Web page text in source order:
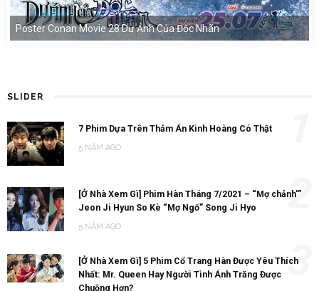
Poster Conan Movie 28 Dư Ảnh Của Độc Nhãn
SLIDER
7 Phim Dựa Trên Thảm Án Kinh Hoàng Có Thật
5 NĂM AGO
[Ở Nhà Xem Gì] Phim Hàn Tháng 7/2021 – “Mợ chảnh'”
Jeon Ji Hyun So Kè “Mợ Ngố” Song Ji Hyo
5 NĂM AGO
2
[Ở Nhà Xem Gì] 5 Phim Cổ Trang Hàn Được Yêu Thích
Nhất: Mr. Queen Hay Người Tình Ánh Trăng Được
Chuộng Hơn?
3